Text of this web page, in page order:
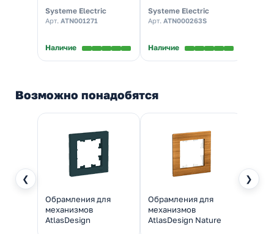
Systeme Electric
Арт. ATN001271
Наличие
быстрозажимные
клеммы, бежевый
Systeme Electric
Арт. ATN000263S
Наличие
Возможно понадобятся
❮ ❯
Обрамления для
механизмов
AtlasDesign
Обрамления для
механизмов
AtlasDesign Nature